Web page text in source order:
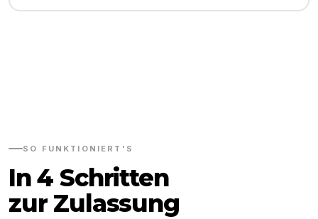
SO FUNKTIONIERT'S
In 4 Schritten
zur Zulassung